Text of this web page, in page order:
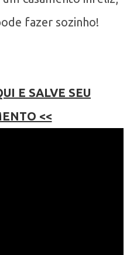
fazer sozinho!
E SALVE SEU
<<